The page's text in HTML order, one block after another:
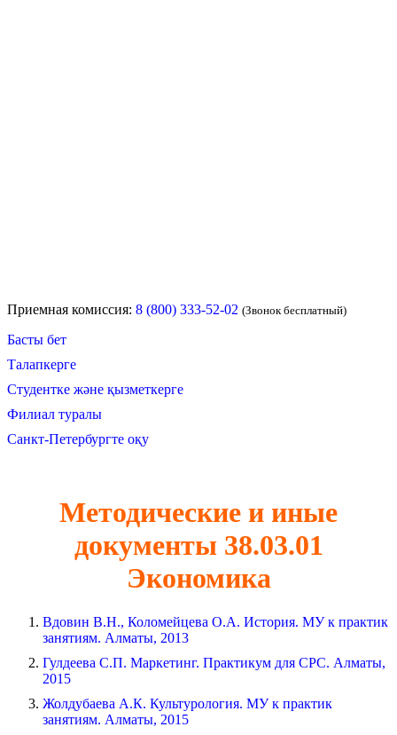
Приемная комиссия: 8 (800) 333-52-02 (Звонок бесплатный)
Басты бет
Талапкерге
Студентке және қызметкерге
Филиал туралы
Санкт-Петербургте оқу
Методические и иные
документы 38.03.01
Экономика
Вдовин В.Н., Коломейцева О.А. История. МУ к практик
занятиям. Алматы, 2013
Гулдеева С.П. Маркетинг. Практикум для СРС. Алматы,
2015
Жолдубаева А.К. Культурология. МУ к практик
занятиям. Алматы, 2015